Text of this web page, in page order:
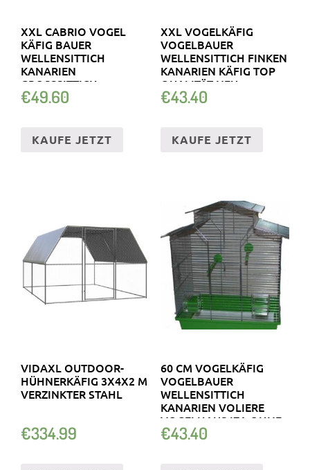
XXL CABRIO VOGEL
KÄFIG BAUER
WELLENSITTICH
KANARIEN
GROSSSITTICH V
OGELHAUS LEITER
€49.60
KAUFE JETZT
XXL VOGELKÄFIG
VOGELBAUER
WELLENSITTICH FINKEN
KANARIEN KÄFIG TOP
QUALITÄT NEU
€43.40
KAUFE JETZT
VIDAXL OUTDOOR-
HÜHNERKÄFIG 3X4X2 M
VERZINKTER STAHL
€334.99
60 CM VOGELKÄFIG
VOGELBAUER
WELLENSITTICH
KANARIEN VOLIERE
VOGELHAUS IZA OHNE..
€43.40